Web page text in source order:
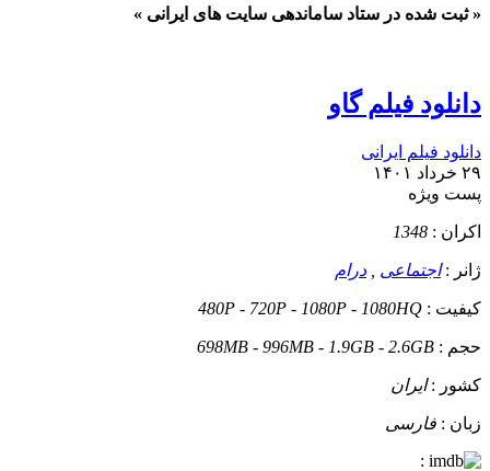
« ثبت شده در ستاد ساماندهی سایت های ایرانی »
دانلود فیلم گاو
دانلود فیلم ایرانی
۲۹ خرداد ۱۴۰۱
پست ويژه
اکران : 1348
ژانر :اجتماعی درام
کيفيت : 480P - 720P - 1080P - 1080HQ
حجم : 698MB - 996MB - 1.9GB - 2.6GB
کشور :ایران
زبان : فارسی
: